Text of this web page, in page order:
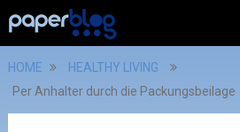
HOME
HEALTHY LIVING
Per Anhalter durch die Packungsbeilage